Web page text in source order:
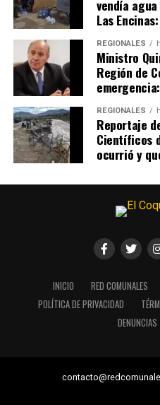
vendía
Las
REGIONALES
Ministro
Región de
REGIONALES
Reportaje
Científicos
ocurrió y
INICIO RED COMUNALES
POLÍTICA DE PRIVACIDAD
DENUNCIAS